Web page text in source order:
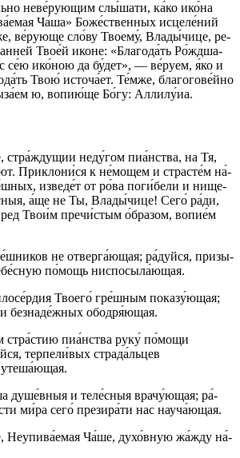
не­ве́­рую­щим слы́шати, ка́­ко ико́­на
Ча́ша» Бо­же́ст­вен­ных ис­це­ле́­ний
ве́рую­ще сло́­ву Тво­ему́, Вла­ды́­чи­це, ре­
Тво­е́й ико­не: «Бла­го­да́ть Ро́жд­ша­
се́ю ико́­ною да бу́дет», — ве́­ру­ем, я́ко и
Твою́ ис­то­ча́­ет. Те́м­же, бла­го­го­ве́й­но
ю, во­пию́­ще Бо́­гу: Алли­лу́иа.
стра́ждущии неду́гом пиа́нства, на Тя,
Приклони́ся к не́мощем и стра­сте́м на́­
из­ве­де́т от ро́ва по­ги́­бе­ли и ни­ще­
а́ще не Ты, Вла­ды́­чи­це! Се­го́ ра́­ди,
Тво­и́м пре­чи́с­тым о́б­ра­зом, во­пи­е́м
не отверга́ющая; ра́­дуй­ся, при­зы­
по́­мощь ниспосыла́ющая.
Тво­его́ гре́ш­ным показу́ющая;
безнаде́жных ободря́ющая.
пиа́нства ру­ку́ по́­мо­щи
терпели́вых страда́льцев
ду­ше́в­ныя и те­ле́с­ныя врачу́ющая; ра́­
ми́­ра се­го́ презира́ти нас науча́ющая.
Неупива́емая Ча́ше, духо́вную жа́жду на́­